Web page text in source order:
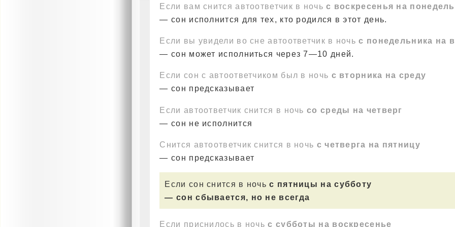
Если вам снится автоответчик в ночьс воскресенья на
— сон исполнится для тех, кто родился в этот день.
Если вы увидели во сне автоответчик в ночьс понедельника на
— сон может исполниться через 7—10 дней.
Если сон с автоответчиком был в ночь с вторника на среду
— сон предсказывает
Если автоответчик снится в ночьсо среды на четверг
— сон не исполнится
Снится автоответчик снится в ночь с четверга на пятницу
— сон предсказывает
Если сон снится в ночьс пятницы на субботу
— сон сбывается, но не всегда
Если приснилось в ночьс субботы на воскресенье